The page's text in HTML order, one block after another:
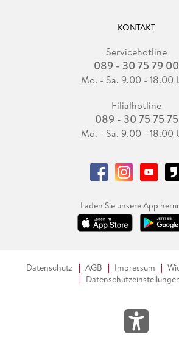
KONTAKT
Servicehotline
089 - 30 75 79 00
Mo. - Sa. 9.00 - 18.00
Filialhotline
089 - 30 75 75 75
Mo. - Sa. 9.00 - 18.00
Laden Sie unsere App
Datenschutz AGB Impressum